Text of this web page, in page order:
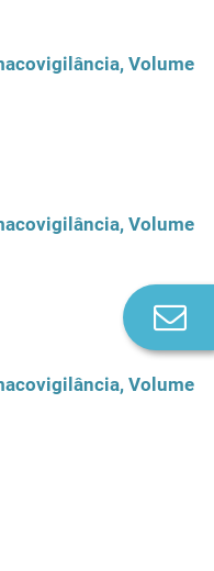
Volume
Volume
Volume